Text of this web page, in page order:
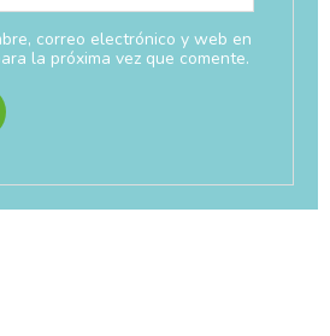
correo electrónico y web en
la próxima vez que comente.